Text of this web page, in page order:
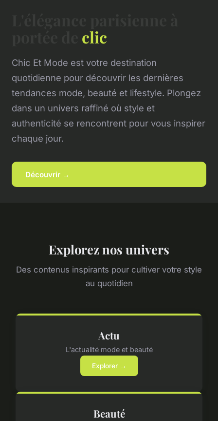
clic
Chic Et Mode est votre destination
quotidienne pour découvrir les dernières
tendances mode, beauté et lifestyle. Plongez
dans un univers raffiné où style et
authenticité se rencontrent pour vous inspirer
chaque jour.
Découvrir →
Explorez nos univers
Des contenus inspirants pour cultiver votre style
au quotidien
Actu
L'actualité mode et beauté
Explorer →
Beauté